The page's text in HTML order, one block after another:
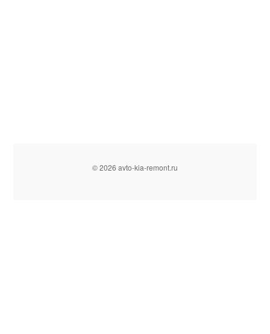
© 2026 avto-kia-remont.ru